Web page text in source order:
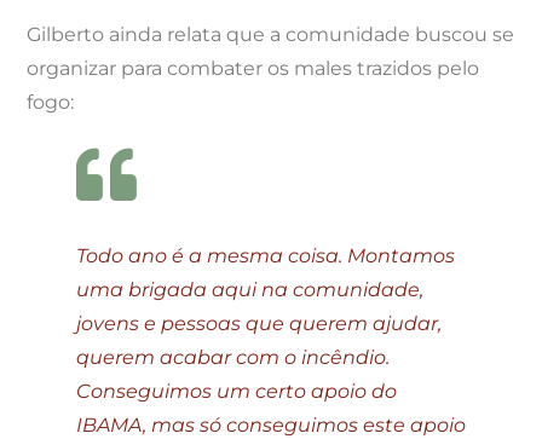
Gilberto ainda relata que a comunidade buscou se
organizar para combater os males trazidos pelo
fogo:
Todo ano é a mesma coisa. Montamos
uma brigada aqui na comunidade,
jovens e pessoas que querem ajudar,
querem acabar com o incêndio.
Conseguimos um certo apoio do
IBAMA, mas só conseguimos este apoio